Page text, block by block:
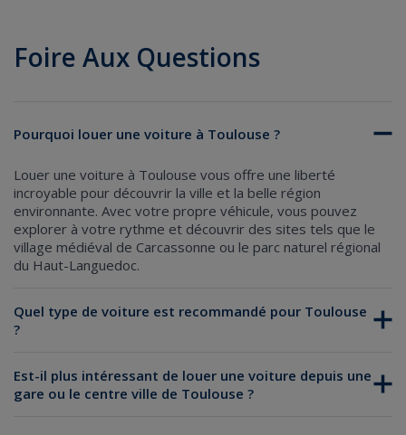
Foire Aux Questions
Pourquoi louer une voiture à Toulouse ?
Louer une voiture à Toulouse vous offre une liberté
incroyable pour découvrir la ville et la belle région
environnante. Avec votre propre véhicule, vous pouvez
explorer à votre rythme et découvrir des sites tels que le
village médiéval de Carcassonne ou le parc naturel régional
du Haut-Languedoc.
Quel type de voiture est recommandé pour Toulouse
?
Est-il plus intéressant de louer une voiture depuis une
gare ou le centre ville de Toulouse ?